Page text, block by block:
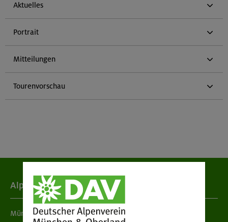
Aktuelles
Portrait
Mitteilungen
Tourenvorschau
Alpenverein
München & Oberland